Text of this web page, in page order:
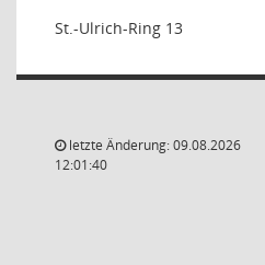
St.-Ulrich-Ring 13
letzte Änderung: 09.08.2026
12:01:40